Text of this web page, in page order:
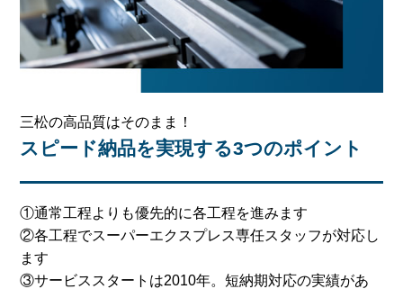
三松の高品質はそのまま！
スピード納品を実現する3つのポイント
①通常工程よりも優先的に各工程を進みます
②各工程でスーパーエクスプレス専任スタッフが対応し
ます
③サービススタートは2010年。短納期対応の実績があ